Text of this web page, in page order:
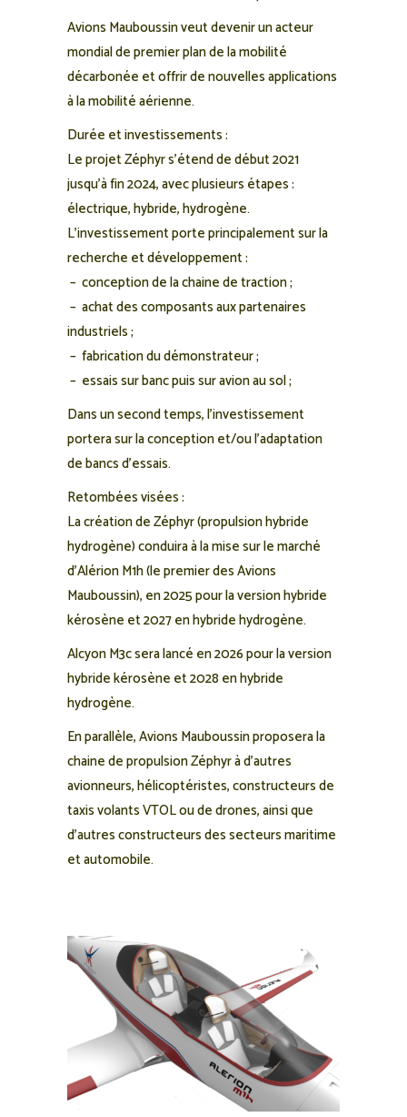
Avions Mauboussin veut devenir un acteur
mondial de premier plan de la mobilité
décarbonée et offrir de nouvelles applications
à la mobilité aérienne.
Durée et investissements :
Le projet Zéphyr s’étend de début 2021
jusqu’à fin 2024, avec plusieurs étapes :
électrique, hybride, hydrogène.
L’investissement porte principalement sur la
recherche et développement :
– conception de la chaine de traction ;
– achat des composants aux partenaires
industriels ;
– fabrication du démonstrateur ;
– essais sur banc puis sur avion au sol ;
Dans un second temps, l’investissement
portera sur la conception et/ou l’adaptation
de bancs d’essais.
Retombées visées :
La création de Zéphyr (propulsion hybride
hydrogène) conduira à la mise sur le marché
d’Alérion M1h (le premier des Avions
Mauboussin), en 2025 pour la version hybride
kérosène et 2027 en hybride hydrogène.
Alcyon M3c sera lancé en 2026 pour la version
hybride kérosène et 2028 en hybride
hydrogène.
En parallèle, Avions Mauboussin proposera la
chaine de propulsion Zéphyr à d’autres
avionneurs, hélicoptéristes, constructeurs de
taxis volants VTOL ou de drones, ainsi que
d’autres constructeurs des secteurs maritime
et automobile.